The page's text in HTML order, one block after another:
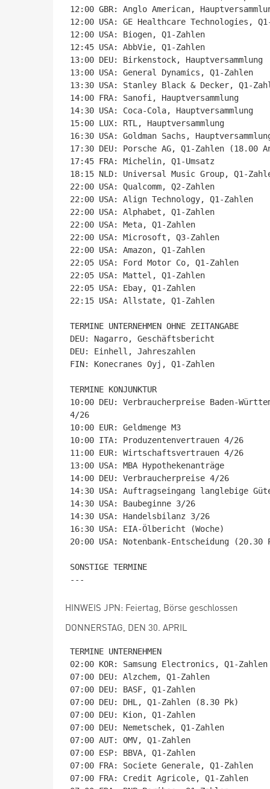
12:00 GBR: Anglo American,
12:00 USA: GE Healthcare Technologies,
12:00 USA: Biogen, Q1-Zahlen
12:45 USA: AbbVie, Q1-Zahlen
13:00 DEU: Birkenstock, Hauptversammlung
13:00 USA: General Dynamics, Q1-Zahlen
13:30 USA: Stanley Black & Decker, Q1-
14:00 FRA: Sanofi, Hauptversammlung
14:30 USA: Coca-Cola, Hauptversammlung
15:00 LUX: RTL, Hauptversammlung
16:30 USA: Goldman Sachs,
17:30 DEU: Porsche AG, Q1-Zahlen (18.00
17:45 FRA: Michelin, Q1-Umsatz
18:15 NLD: Universal Music Group, Q1-
22:00 USA: Qualcomm, Q2-Zahlen
22:00 USA: Align Technology, Q1-Zahlen
22:00 USA: Alphabet, Q1-Zahlen
22:00 USA: Meta, Q1-Zahlen
22:00 USA: Microsoft, Q3-Zahlen
22:00 USA: Amazon, Q1-Zahlen
22:05 USA: Ford Motor Co, Q1-Zahlen
22:05 USA: Mattel, Q1-Zahlen
22:05 USA: Ebay, Q1-Zahlen
22:15 USA: Allstate, Q1-Zahlen
TERMINE UNTERNEHMEN OHNE ZEITANGABE
DEU: Nagarro, Geschäftsbericht
DEU: Einhell, Jahreszahlen
FIN: Konecranes Oyj, Q1-Zahlen
TERMINE KONJUNKTUR
10:00 DEU: Verbraucherpreise Baden-
4/26
10:00 EUR: Geldmenge M3
10:00 ITA: Produzentenvertrauen 4/26
11:00 EUR: Wirtschaftsvertrauen 4/26
13:00 USA: MBA Hypothekenanträge
14:00 DEU: Verbraucherpreise 4/26
14:30 USA: Auftragseingang langlebige
14:30 USA: Baubeginne 3/26
14:30 USA: Handelsbilanz 3/26
16:30 USA: EIA-Ölbericht (Woche)
20:00 USA: Notenbank-Entscheidung
SONSTIGE TERMINE
HINWEIS JPN: Feiertag, Börse geschlossen
DONNERSTAG, DEN 30. APRIL
TERMINE UNTERNEHMEN
02:00 KOR: Samsung Electronics, Q1-Zahlen
07:00 DEU: Alzchem, Q1-Zahlen
07:00 DEU: BASF, Q1-Zahlen
07:00 DEU: DHL, Q1-Zahlen (8.30 Pk)
07:00 DEU: Kion, Q1-Zahlen
07:00 DEU: Nemetschek, Q1-Zahlen
07:00 AUT: OMV, Q1-Zahlen
07:00 ESP: BBVA, Q1-Zahlen
07:00 FRA: Societe Generale, Q1-Zahlen
07:00 FRA: Credit Agricole, Q1-Zahlen